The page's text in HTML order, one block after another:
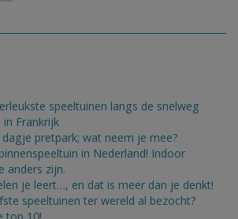
speeltuinen langs de snelweg
Frankrijk
pretpark; wat neem je mee?
in Nederland! Indoor
anders zijn.
je leert…, en dat is meer dan je denkt!
speeltuinen ter wereld al bezocht?